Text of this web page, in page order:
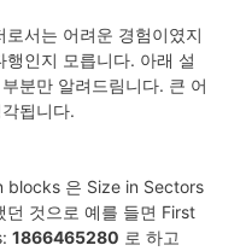
서는 어려운 경험이였지
인지 모릅니다. 아래 설
분만 알려드림니다. 큰 어
됩니다.
은 Size in Sectors
던 것으로 예를 들면 First
1866465280 로 하고